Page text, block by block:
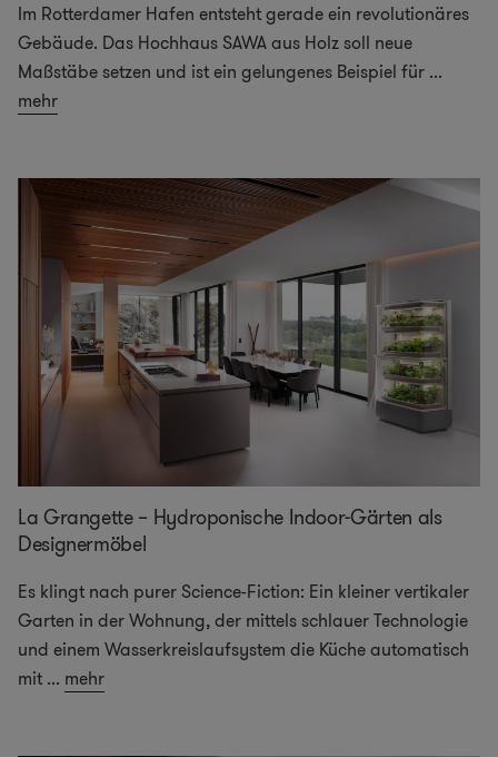
Im Rotterdamer Hafen entsteht gerade ein revolutionäres
Gebäude. Das Hochhaus SAWA aus Holz soll neue
Maßstäbe setzen und ist ein gelungenes Beispiel für ...
mehr
La Grangette – Hydroponische Indoor-Gärten als
Designermöbel
Es klingt nach purer Science-Fiction: Ein kleiner vertikaler
Garten in der Wohnung, der mittels schlauer Technologie
und einem Wasserkreislaufsystem die Küche automatisch
mit ... mehr